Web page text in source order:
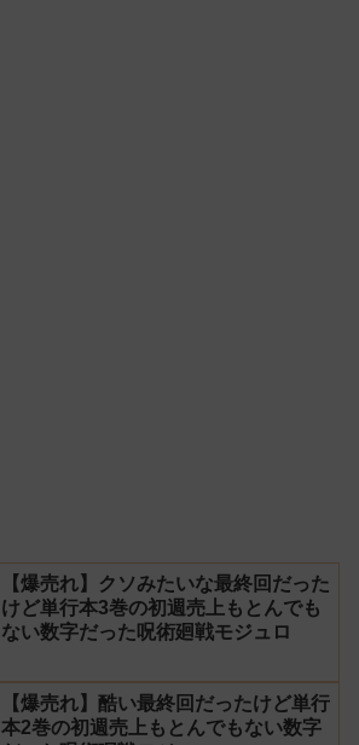
【爆売れ】クソみたいな最終回だった
けど単行本3巻の初週売上もとんでも
ない数字だった呪術廻戦モジュロ
【爆売れ】酷い最終回だったけど単行
本2巻の初週売上もとんでもない数字